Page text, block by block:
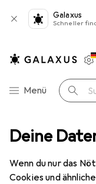
Deine
Wenn du nur das
Cookies und
Galaxus
Schneller
Navigation nach
Menü Suche
x 285 mm, lang,